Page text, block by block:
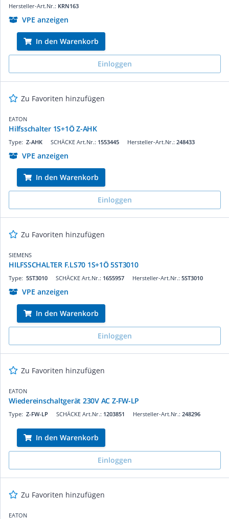
Hersteller-Art.Nr.: KRN163
VPE anzeigen
In den Warenkorb
Einloggen
Zu Favoriten hinzufügen
EATON
Hilfsschalter 1S+1Ö Z-AHK
SCHÄCKE Art.Nr.: 1553445
Type: Z-AHK Hersteller-Art.Nr.: 248433
VPE anzeigen
In den Warenkorb
Einloggen
Zu Favoriten hinzufügen
SIEMENS
HILFSSCHALTER F.LS70 1S+1Ö 5ST3010
SCHÄCKE Art.Nr.: 1655957
Type: 5ST3010 Hersteller-Art.Nr.: 5ST3010
VPE anzeigen
In den Warenkorb
Einloggen
Zu Favoriten hinzufügen
EATON
Wiedereinschaltgerät 230V AC Z-FW-LP
SCHÄCKE Art.Nr.: 1203851
Type: Z-FW-LP Hersteller-Art.Nr.: 248296
In den Warenkorb
Einloggen
Zu Favoriten hinzufügen
EATON